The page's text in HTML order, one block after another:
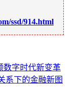
ssd/914.html
数字时代新变革
系下的金融新图